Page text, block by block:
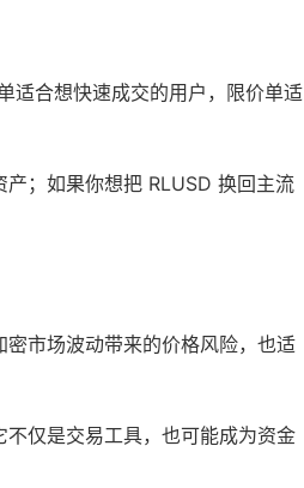
适合想快速成交的用户，限价单适
；如果你想把 RLUSD 换回主流
市场波动带来的价格风险，也适
仅是交易工具，也可能成为资金